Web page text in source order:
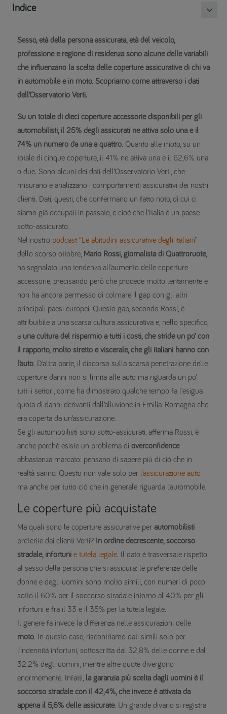
Indice
Sesso, età della persona assicurata, età del veicolo,
professione e regione di residenza sono alcune delle variabili
che influenzano la scelta delle coperture assicurative di chi va
in automobile e in moto. Scopriamo come attraverso i dati
dell’Osservatorio Verti.
Su un totale di dieci coperture accessorie disponibili per gli
automobilisti, il 25% degli assicurati ne attiva solo una e il
74% un numero da una a quattro. Quanto alle moto, su un
totale di cinque coperture, il 41% ne attiva una e il 62,6% una
o due. Sono alcuni dei dati dell’Osservatorio Verti, che
misurano e analizzano i comportamenti assicurativi dei nostri
clienti. Dati, questi, che confermano un fatto noto, di cui ci
siamo già occupati in passato, e cioè che l’Italia è un paese
sotto-assicurato.
Nel nostro podcast “Le abitudini assicurative degli italiani”
dello scorso ottobre, Mario Rossi, giornalista di Quattroruote,
ha segnalato una tendenza all’aumento delle coperture
accessorie, precisando però che procede molto lentamente e
non ha ancora permesso di colmare il gap con gli altri
principali paesi europei. Questo gap, secondo Rossi, è
attribuibile a una scarsa cultura assicurativa e, nello specifico,
a una cultura del risparmio a tutti i costi, che stride un po’ con
il rapporto, molto stretto e viscerale, che gli italiani hanno con
l’auto. D’altra parte, il discorso sulla scarsa penetrazione delle
coperture danni non si limita alle auto ma riguarda un po’
tutti i settori, come ha dimostrato qualche tempo fa l’esigua
quota di danni derivanti dall’alluvione in Emilia-Romagna che
era coperta da un’assicurazione.
Se gli automobilisti sono sotto-assicurati, afferma Rossi, è
anche perché esiste un problema di overconfidence
abbastanza marcato: pensano di sapere più di ciò che in
realtà sanno. Questo non vale solo per l’assicurazione auto
ma anche per tutto ciò che in generale riguarda l’automobile.
Le coperture più acquistate
Ma quali sono le coperture assicurative per automobilisti
preferite dai clienti Verti? In ordine decrescente, soccorso
stradale, infortuni e tutela legale. Il dato è trasversale rispetto
al sesso della persona che si assicura: le preferenze delle
donne e degli uomini sono molto simili, con numeri di poco
sotto il 60% per il soccorso stradale intorno al 40% per gli
infortuni e fra il 33 e il 35% per la tutela legale.
Il genere fa invece la differenza nelle assicurazioni delle
moto. In questo caso, riscontriamo dati simili solo per
l’indennità infortuni, sottoscritta dal 32,8% delle donne e dal
32,2% degli uomini, mentre altre quote divergono
enormemente. Infatti,
la garanzia più scelta dagli uomini è il
soccorso stradale con il 42,4%, che invece è attivata da
appena il 5,6% delle assicurate. Un grande divario si registra